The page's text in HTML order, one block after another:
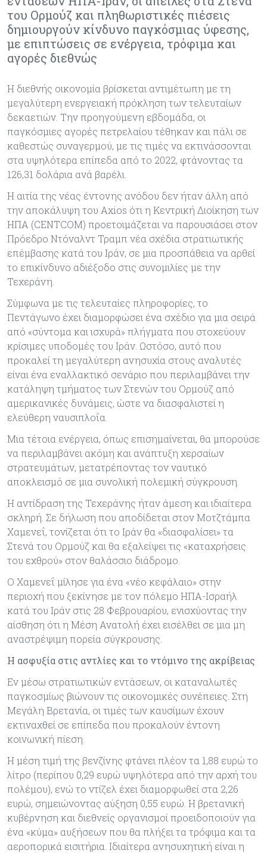
του Ορμούζ και πληθωριστικές πιέσεις
δημιουργούν κίνδυνο παγκόσμιας ύφεσης,
με επιπτώσεις σε ενέργεια, τρόφιμα και
αγορές διεθνώς
Η διεθνής οικονομία βρίσκεται αντιμέτωπη με τη
μεγαλύτερη ενεργειακή πρόκληση των τελευταίων
δεκαετιών. Την προηγούμενη εβδομάδα, οι
παγκόσμιες αγορές πετρελαίου τέθηκαν και πάλι σε
καθεστώς συναγερμού, με τις τιμές να εκτινάσσονται
στα υψηλότερα επίπεδα από το 2022, φτάνοντας τα
126,31 δολάρια ανά βαρέλι.
Η αιτία της νέας έντονης ανόδου δεν ήταν άλλη από
την αποκάλυψη του Axios ότι η Κεντρική Διοίκηση των
ΗΠΑ (CENTCOM) προετοιμάζεται να παρουσιάσει στον
Πρόεδρο Ντόναλντ Τραμπ νέα σχέδια στρατιωτικής
επέμβασης κατά του Ιράν, σε μια προσπάθεια να αρθεί
το επικίνδυνο αδιέξοδο στις συνομιλίες με την
Τεχεράνη.
Σύμφωνα με τις τελευταίες πληροφορίες, το
Πεντάγωνο έχει διαμορφώσει ένα σχέδιο για μια σειρά
από «σύντομα και ισχυρά» πλήγματα που στοχεύουν
κρίσιμες υποδομές του Ιράν. Ωστόσο, αυτό που
προκαλεί τη μεγαλύτερη ανησυχία στους αναλυτές
είναι ένα εναλλακτικό σενάριο που περιλαμβάνει την
κατάληψη τμήματος των Στενών του Ορμούζ από
αμερικανικές δυνάμεις, ώστε να διασφαλιστεί η
ελεύθερη ναυσιπλοΐα.
Μια τέτοια ενέργεια, όπως επισημαίνεται, θα μπορούσε
να περιλαμβάνει ακόμη και ανάπτυξη χερσαίων
στρατευμάτων, μετατρέποντας τον ναυτικό
αποκλεισμό σε μια συνολική πολεμική σύγκρουση.
Η αντίδραση της Τεχεράνης ήταν άμεση και ιδιαίτερα
σκληρή. Σε δήλωση που αποδίδεται στον Μοτζτάμπα
Χαμενεΐ, τονίζεται ότι το Ιράν θα «διασφαλίσει» τα
Στενά του Ορμούζ και θα εξαλείψει τις «καταχρήσεις
του εχθρού» στον θαλάσσιο διάδρομο.
Ο Χαμενεΐ μίλησε για ένα «νέο κεφάλαιο» στην
περιοχή που ξεκίνησε με τον πόλεμο ΗΠΑ-Ισραήλ
κατά του Ιράν στις 28 Φεβρουαρίου, ενισχύοντας την
αίσθηση ότι η Μέση Ανατολή έχει εισέλθει σε μια μη
αναστρέψιμη πορεία σύγκρουσης.
Η ασφυξία στις αντλίες και το ντόμινο της ακρίβειας
Εν μέσω στρατιωτικών εντάσεων, οι καταναλωτές
παγκοσμίως βιώνουν τις οικονομικές συνέπειες. Στη
Μεγάλη Βρετανία, οι τιμές των καυσίμων έχουν
εκτιναχθεί σε επίπεδα που προκαλούν έντονη
κοινωνική πίεση.
Η μέση τιμή της βενζίνης φτάνει πλέον τα 1,88 ευρώ το
λίτρο (περίπου 0,29 ευρώ υψηλότερα από την αρχή του
πολέμου), ενώ το ντίζελ έχει διαμορφωθεί στα 2,26
ευρώ, σημειώνοντας αύξηση 0,55 ευρώ. Η βρετανική
κυβέρνηση και διεθνείς οργανισμοί προειδοποιούν για
ένα «κύμα» αυξήσεων που θα πλήξει τα τρόφιμα και τα
αεροπορικά εισιτήρια. Ιδιαίτερα ανησυχητική είναι η